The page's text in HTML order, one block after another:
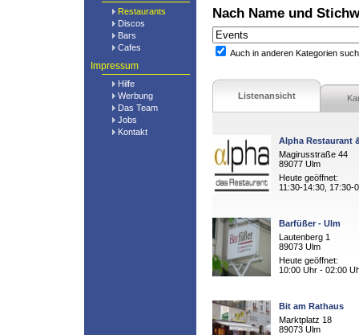
Restaurants
Discos
Bars
Cafes
Impressum
Hilfe
Werbung
Das Team
Jobs
Kontakt
Nach Name und
Auch in anderen Kategorien
Listenansicht
Alpha Restaurant
Magirusstraße 44
89077 Ulm
Heute geöffnet:
11:30-14:30, 17:30-
Barfüßer - Ulm
Lautenberg 1
89073 Ulm
Heute geöffnet:
10:00 Uhr - 02:00
Bit am Rathaus
Marktplatz 18
89073 Ulm